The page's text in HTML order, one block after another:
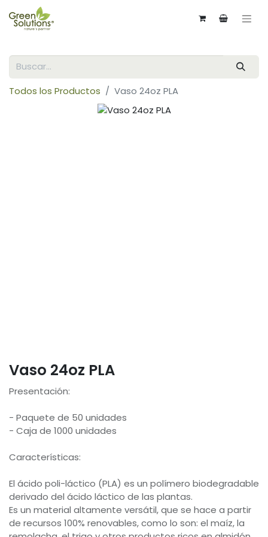
Todos los Productos Vaso 24oz PLA
Vaso 24oz PLA
Presentación:
- Paquete de 50 unidades
- Caja de 1000 unidades
Características:
El ácido poli-láctico (PLA) es un polímero biodegradable
derivado del ácido láctico de las plantas.
Es un material altamente versátil, que se hace a partir
de recursos 100% renovables, como lo son: el maíz, la